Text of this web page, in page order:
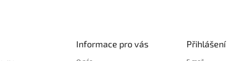
Informace pro vás Přihlášení